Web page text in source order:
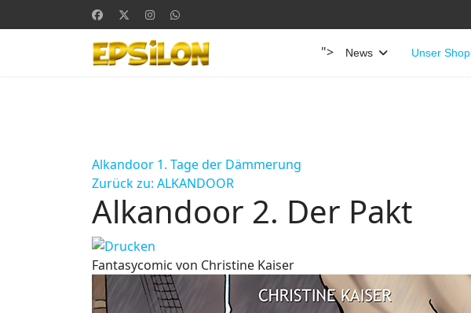
"> News Unser Shop
Alkandoor 1. Tage der Dämmerung
Zurück zu: ALKANDOOR
Alkandoor 2. Der Pakt
Fantasycomic von Christine Kaiser